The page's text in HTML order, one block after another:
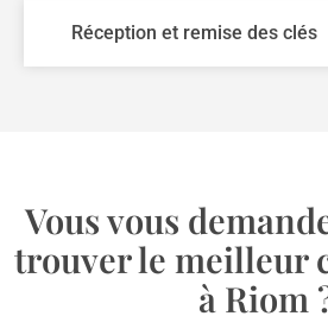
Réception et remise des clés
Vous vous
trouver le meilleur
à Riom